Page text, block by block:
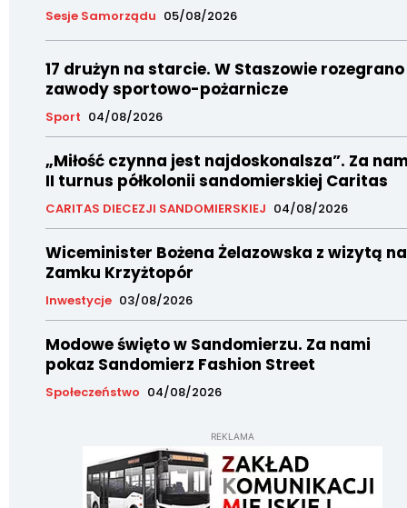
Sesje Samorządu 05/08/2026
17 drużyn na starcie. W Staszowie rozegrano
zawody sportowo-pożarnicze
Sport 04/08/2026
„Miłość czynna jest najdoskonalsza”. Za
II turnus półkolonii sandomierskiej Caritas
CARITAS DIECEZJI SANDOMIERSKIEJ 04/08/2026
Wiceminister Bożena Żelazowska z wizytą na
Zamku Krzyżtopór
Inwestycje 03/08/2026
Modowe święto w Sandomierzu. Za nami
pokaz Sandomierz Fashion Street
Społeczeństwo 04/08/2026
REKLAMA